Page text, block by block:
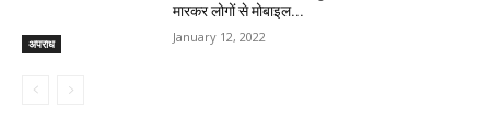
अपराध
मारकर लोगों से मोबाइल...
January 12, 2022